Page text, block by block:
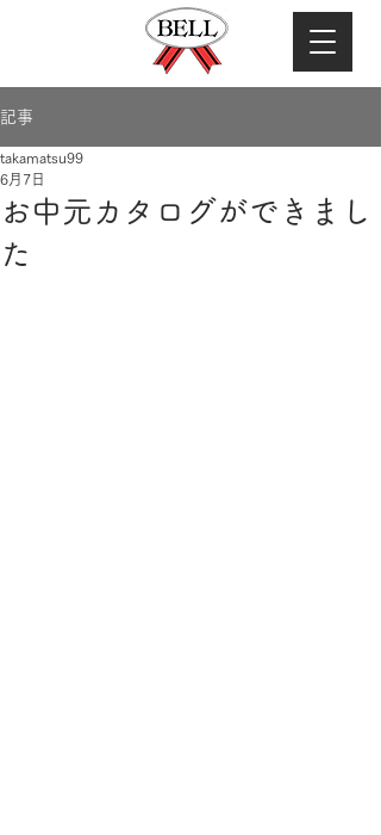
記事
お中元カタログができまし
た
takamatsu99
6月7日